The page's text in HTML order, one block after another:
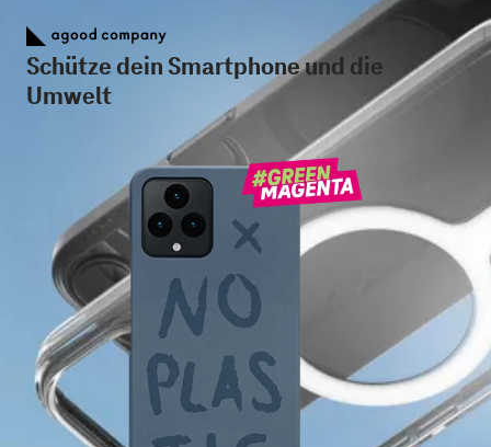
Schütze dein Smartphone und die
Umwelt